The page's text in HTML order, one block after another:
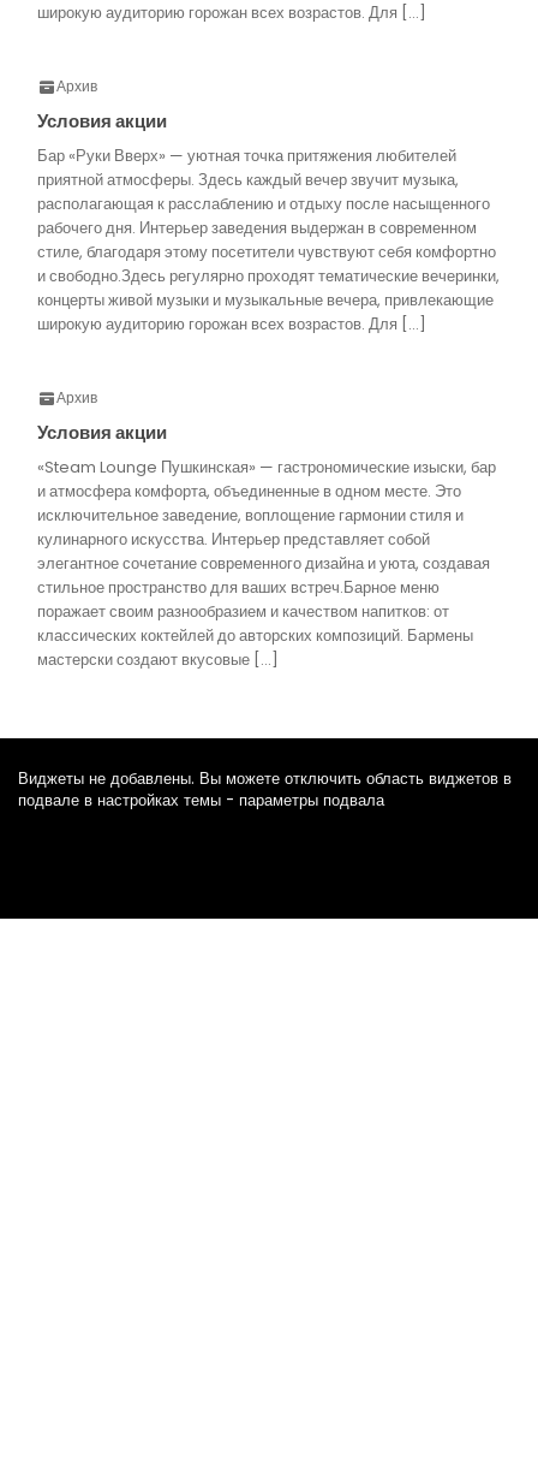
широкую аудиторию горожан всех возрастов. Для […]
Архив
Условия акции
Бар «Руки Вверх» — уютная точка притяжения любителей
приятной атмосферы. Здесь каждый вечер звучит музыка,
располагающая к расслаблению и отдыху после насыщенного
рабочего дня. Интерьер заведения выдержан в современном
стиле, благодаря этому посетители чувствуют себя комфортно
и свободно.Здесь регулярно проходят тематические вечеринки,
концерты живой музыки и музыкальные вечера, привлекающие
широкую аудиторию горожан всех возрастов. Для […]
Архив
Условия акции
«Steam Lounge Пушкинская» — гастрономические изыски, бар
и атмосфера комфорта, объединенные в одном месте. Это
исключительное заведение, воплощение гармонии стиля и
кулинарного искусства. Интерьер представляет собой
элегантное сочетание современного дизайна и уюта, создавая
стильное пространство для ваших встреч.Барное меню
поражает своим разнообразием и качеством напитков: от
классических коктейлей до авторских композиций. Бармены
мастерски создают вкусовые […]
Виджеты не добавлены. Вы можете отключить область виджетов в
подвале в настройках темы - параметры подвала